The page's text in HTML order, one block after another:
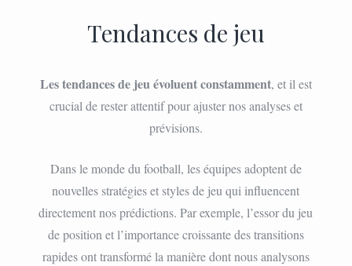
Tendances de jeu
Les tendances de jeu évoluent constamment, et il est
crucial de rester attentif pour ajuster nos analyses et
prévisions.
Dans le monde du football, les équipes adoptent de
nouvelles stratégies et styles de jeu qui influencent
directement nos prédictions. Par exemple, l’essor du jeu
de position et l’importance croissante des transitions
rapides ont transformé la manière dont nous analysons